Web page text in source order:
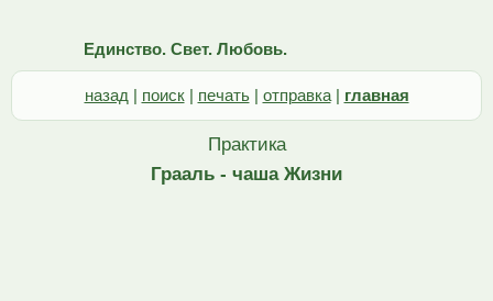
Единство. Свет. Любовь.
назад поиск| печать| отправка| главная
Практика
Грааль - чаша Жизни